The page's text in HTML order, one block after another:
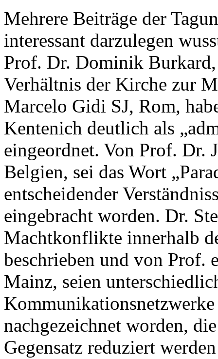
Mehrere Beiträge der
interessant darzulegen
Prof. Dr. Dominik
Verhältnis der Kirche zur
Marcelo Gidi SJ, Rom,
Kentenich deutlich als
eingeordnet. Von Prof. Dr.
Belgien, sei das Wort
entscheidender
eingebracht worden. Dr.
Machtkonflikte innerhalb
beschrieben und von Prof.
Mainz, seien
nachgezeichnet worden,
Gegensatz reduziert